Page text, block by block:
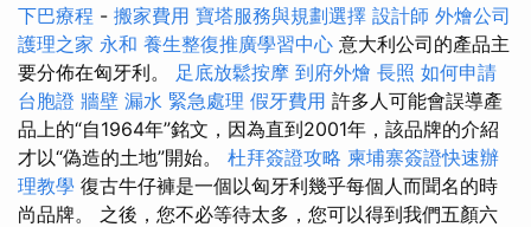
下巴療程 - 搬家費用 寶塔服務與規劃選擇 設計師 外燴公司
護理之家 永和 養生整復推廣學習中心 意大利公司的產品主
要分佈在匈牙利。 足底放鬆按摩 到府外燴 長照 如何申請
台胞證 牆壁 漏水 緊急處理 假牙費用 許多人可能會誤導產
品上的“自1964年”銘文，因為直到2001年，該品牌的介紹
才以“偽造的土地”開始。 杜拜簽證攻略 柬埔寨簽證快速辦
理教學 復古牛仔褲是一個以匈牙利幾乎每個人而聞名的時
尚品牌。 之後，您不必等待太多，您可以得到我們五顏六